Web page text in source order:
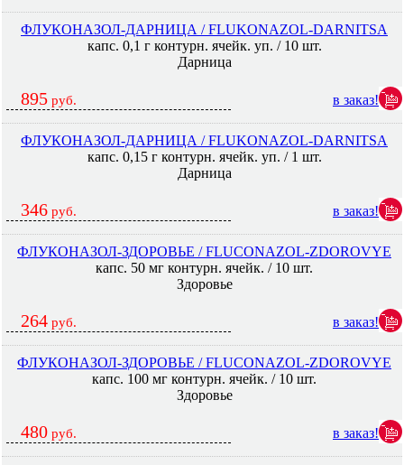
ФЛУКОНАЗОЛ-ДАРНИЦА / FLUKONAZOL-DARNITSA
капс. 0,1 г контурн. ячейк. уп. / 10 шт.
Дарница
895 руб. в заказ!
ФЛУКОНАЗОЛ-ДАРНИЦА / FLUKONAZOL-DARNITSA
капс. 0,15 г контурн. ячейк. уп. / 1 шт.
Дарница
346 руб. в заказ!
ФЛУКОНАЗОЛ-ЗДОРОВЬЕ / FLUCONAZOL-ZDOROVYE
капс. 50 мг контурн. ячейк. / 10 шт.
Здоровье
264 руб. в заказ!
ФЛУКОНАЗОЛ-ЗДОРОВЬЕ / FLUCONAZOL-ZDOROVYE
капс. 100 мг контурн. ячейк. / 10 шт.
Здоровье
480 руб. в заказ!